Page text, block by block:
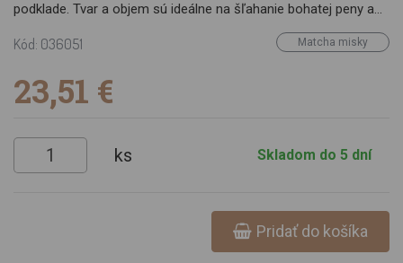
podklade. Tvar a objem sú ideálne na šľahanie bohatej peny a
Materiál: Keramika (ručne tvarovaná a glazovaná) Objem: cca
Čierna so zlatými akcentmi („Kiniro“)
Kód: 036051 Matcha misky
23,51 €
ks Skladom do 5 dní
Pridať do košíka